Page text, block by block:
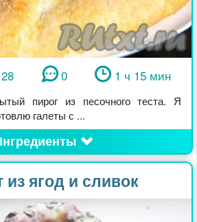
28 0 1 ч 15 мин
пирог из песочного теста. Я
галеты с ...
из ягод и сливок